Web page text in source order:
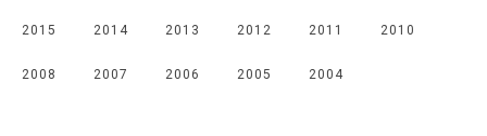
2015 2014 2013 2012 2011 2010
2008 2007 2006 2005 2004